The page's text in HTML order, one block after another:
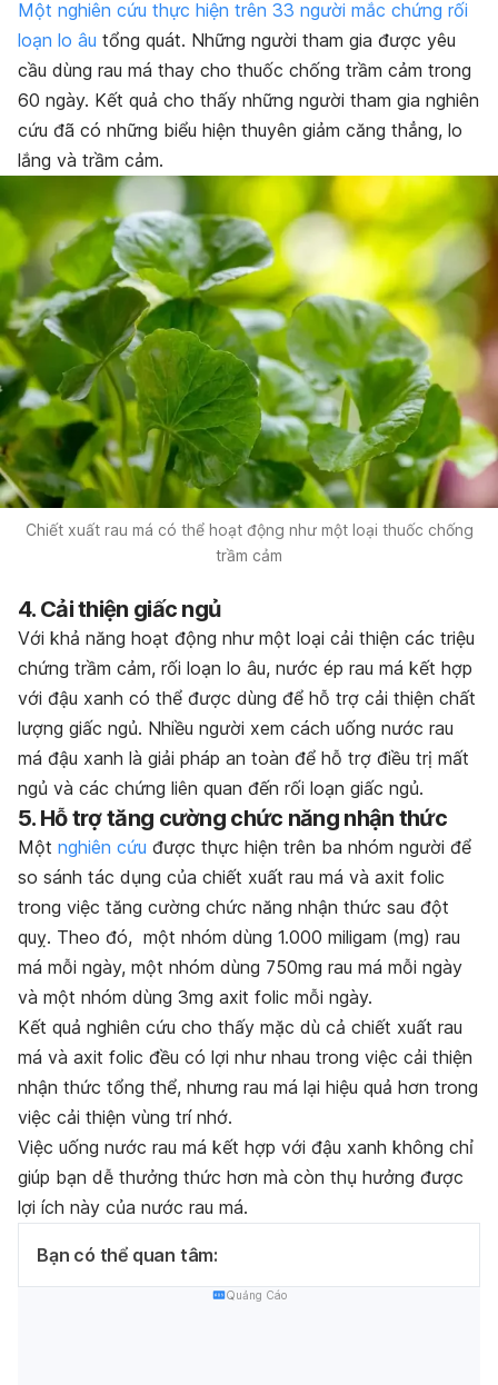
Một nghiên cứu thực hiện trên 33 người mắc chứng rối
loạn lo âu tổng quát. Những người tham gia được yêu
cầu dùng rau má thay cho thuốc chống trầm cảm trong
60 ngày. Kết quả cho thấy những người tham gia nghiên
cứu đã có những biểu hiện thuyên giảm căng thẳng, lo
lắng và trầm cảm.
Chiết xuất rau má có thể hoạt động như một loại thuốc chống
trầm cảm
4. Cải thiện giấc ngủ
Với khả năng hoạt động như một loại cải thiện các triệu
chứng trầm cảm, rối loạn lo âu, nước ép rau má kết hợp
với đậu xanh có thể được dùng để hỗ trợ cải thiện chất
lượng giấc ngủ. Nhiều người xem cách uống nước rau
má đậu xanh là giải pháp an toàn để hỗ trợ điều trị mất
ngủ và các chứng liên quan đến rối loạn giấc ngủ.
5. Hỗ trợ tăng cường chức năng nhận thức
Một nghiên cứu được thực hiện trên ba nhóm người để
so sánh tác dụng của chiết xuất rau má và axit folic
trong việc tăng cường chức năng nhận thức sau đột
quỵ. Theo đó, một nhóm dùng 1.000 miligam (mg) rau
má mỗi ngày, một nhóm dùng 750mg rau má mỗi ngày
và một nhóm dùng 3mg axit folic mỗi ngày.
Kết quả nghiên cứu cho thấy mặc dù cả chiết xuất rau
má và axit folic đều có lợi như nhau trong việc cải thiện
nhận thức tổng thể, nhưng rau má lại hiệu quả hơn trong
việc cải thiện vùng trí nhớ.
Việc uống nước rau má kết hợp với đậu xanh không chỉ
giúp bạn dễ thưởng thức hơn mà còn thụ hưởng được
lợi ích này của nước rau má.
Bạn có thể quan tâm:
Quảng Cáo